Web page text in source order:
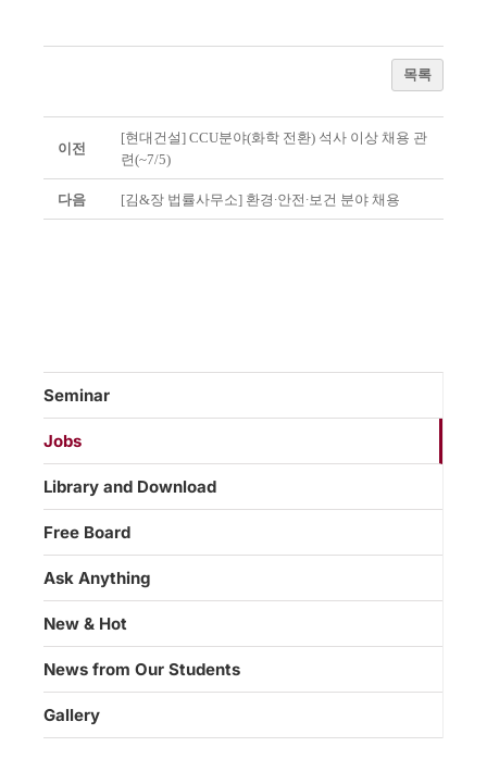
목록
이전
[현대건설] CCU분야(화학 전환) 석사 이상 채용 관
련(~7/5)
다음 [김&장 법률사무소] 환경∙안전∙보건 분야 채용
Seminar
Jobs
Library and Download
Free Board
Ask Anything
New & Hot
News from Our Students
Gallery